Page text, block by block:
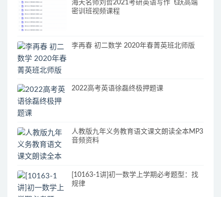
海天名师刘哲2021考研英语写作飞跃高端
密训班视频课程
李再春 初二数学 2020年春菁英班北师版
2022高考英语徐磊终极押题课
人教版九年义务教育语文课文朗读全本MP3
音频资料
[10163-1讲]初一数学上学期必考题型：找
规律